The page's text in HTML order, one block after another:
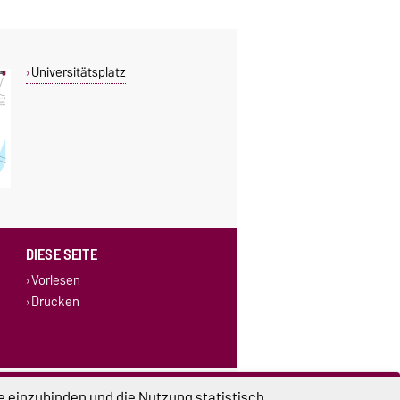
Universitätsplatz
DIESE SEITE
Vorlesen
Drucken